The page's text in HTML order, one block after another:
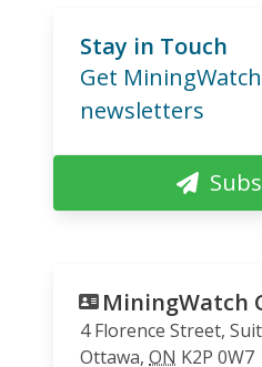
Stay in Touch
Get
newsletters
MiningWatch
4 Florence Street,
Ottawa, ON K2P 0W7